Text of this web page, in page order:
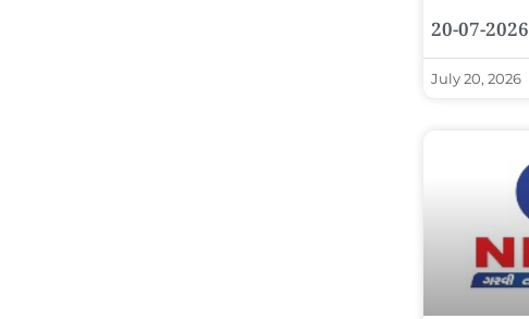
20-07-2026
July 20, 2026